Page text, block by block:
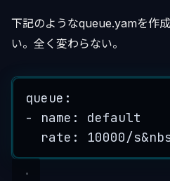
下記のようなqueue.yamを作
い。全く変わらない。
queue:
-
name: default
rate: 10000/s&